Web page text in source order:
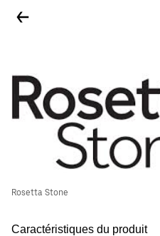
Rosetta Stone
Caractéristiques du produit